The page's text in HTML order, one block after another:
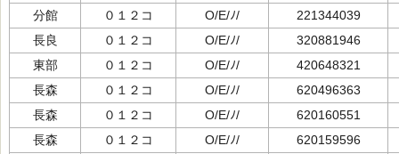
分館
０１２コ O/E/ﾉ/
221344039
長良
０１２コ O/E/ﾉ/
320881946
東部
０１２コ O/E/ﾉ/
420648321
長森
０１２コ O/E/ﾉ/
620496363
長森
０１２コ O/E/ﾉ/
620160551
長森
０１２コ O/E/ﾉ/
620159596